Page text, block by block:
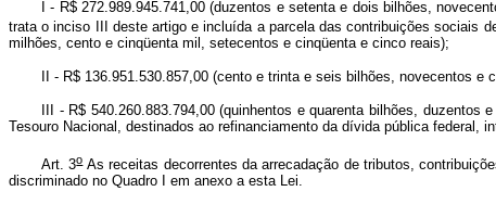
I - R$ 272.989.945.741,00 (duzentos e setenta e dois bilhões,
trata o inciso III deste artigo e incluída a parcela das contribuições sociais
milhões, cento e cinqüenta mil, setecentos e cinqüenta e cinco reais);
II - R$ 136.951.530.857,00 (cento e trinta e seis bilhões, novecentos
III - R$ 540.260.883.794,00 (quinhentos e quarenta bilhões,
Tesouro Nacional, destinados ao refinanciamento da dívida pública federal,
Art. 3oAs receitas decorrentes da arrecadação de tributos,
discriminado no Quadro I em anexo a esta Lei.